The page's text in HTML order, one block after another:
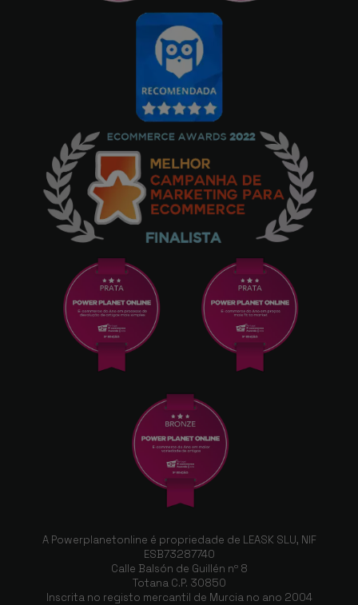
A Powerplanetonline é propriedade de LEASK SLU, NIF
ESB73287740
Calle Balsón de Guillén nº 8
Totana C.P. 30850
Inscrita no registo mercantil de Murcia no ano 2004